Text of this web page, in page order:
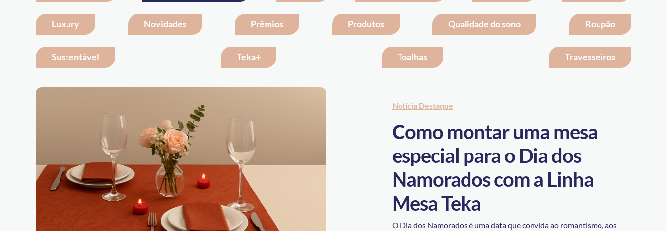
Luxury Novidades Prêmios Produtos Qualidade do sono Roupão
Sustentável Teka+ Toalhas Travesseiros
Notícia Destaque
Como montar uma mesa
especial para o Dia dos
Namorados com a Linha
Mesa Teka
O Dia dos Namorados é uma data que convida ao romantismo, aos